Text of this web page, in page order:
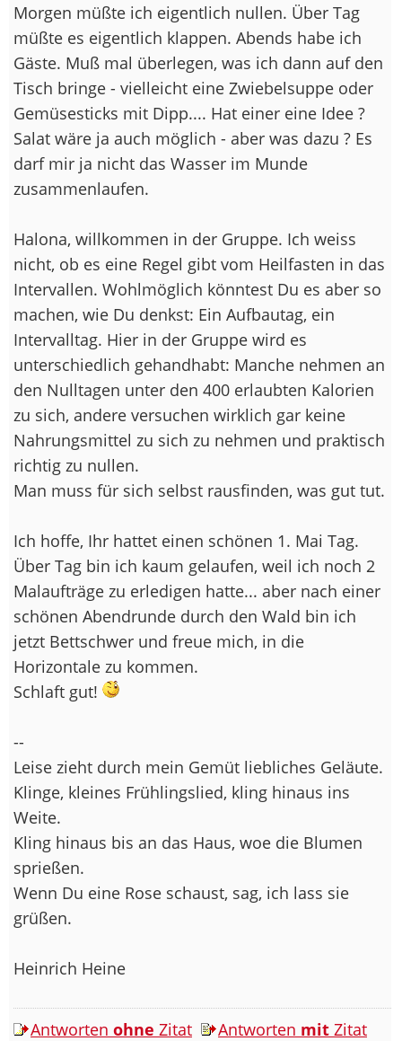
Morgen müßte ich eigentlich nullen. Über Tag
müßte es eigentlich klappen. Abends habe ich
Gäste. Muß mal überlegen, was ich dann auf den
Tisch bringe - vielleicht eine Zwiebelsuppe oder
Gemüsesticks mit Dipp.... Hat einer eine Idee ?
Salat wäre ja auch möglich - aber was dazu ? Es
darf mir ja nicht das Wasser im Munde
zusammenlaufen.
Halona, willkommen in der Gruppe. Ich weiss
nicht, ob es eine Regel gibt vom Heilfasten in das
Intervallen. Wohlmöglich könntest Du es aber so
machen, wie Du denkst: Ein Aufbautag, ein
Intervalltag. Hier in der Gruppe wird es
unterschiedlich gehandhabt: Manche nehmen an
den Nulltagen unter den 400 erlaubten Kalorien
zu sich, andere versuchen wirklich gar keine
Nahrungsmittel zu sich zu nehmen und praktisch
richtig zu nullen.
Man muss für sich selbst rausfinden, was gut tut.
Ich hoffe, Ihr hattet einen schönen 1. Mai Tag.
Über Tag bin ich kaum gelaufen, weil ich noch 2
Malaufträge zu erledigen hatte... aber nach einer
schönen Abendrunde durch den Wald bin ich
jetzt Bettschwer und freue mich, in die
Horizontale zu kommen.
Schlaft gut!
--
Leise zieht durch mein Gemüt liebliches Geläute.
Klinge, kleines Frühlingslied, kling hinaus ins
Weite.
Kling hinaus bis an das Haus, woe die Blumen
sprießen.
Wenn Du eine Rose schaust, sag, ich lass sie
grüßen.
Heinrich Heine
Antworten ohne Zitat Antworten mit Zitat